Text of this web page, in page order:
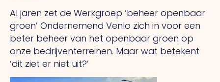
Al jaren zet de Werkgroep ‘beheer openbaar
groen’ Ondernemend Venlo zich in voor een
beter beheer van het openbaar groen op
onze bedrijventerreinen. Maar wat betekent
‘dit ziet er niet uit?’